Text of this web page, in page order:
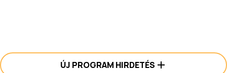
ÚJ PROGRAM HIRDETÉS